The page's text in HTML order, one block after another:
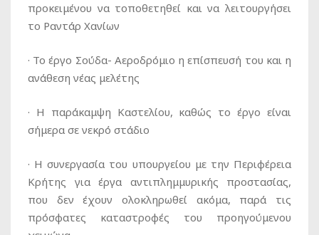
προκειμένου να τοποθετηθεί και να λειτουργήσει
το Ραντάρ Χανίων
· Το έργο Σούδα- Αεροδρόμιο η επίσπευσή του και η
ανάθεση νέας μελέτης
· Η παράκαμψη Καστελίου, καθώς το έργο είναι
σήμερα σε νεκρό στάδιο
· Η συνεργασία του υπουργείου με την Περιφέρεια
Κρήτης για έργα αντιπλημμυρικής προστασίας,
που δεν έχουν ολοκληρωθεί ακόμα, παρά τις
πρόσφατες καταστροφές του προηγούμενου